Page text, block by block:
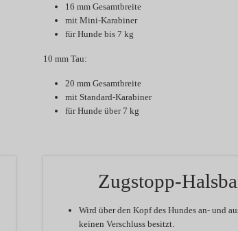
16 mm Gesamtbreite
mit Mini-Karabiner
für Hunde bis 7 kg
10 mm Tau:
20 mm Gesamtbreite
mit Standard-Karabiner
für Hunde über 7 kg
Zugstopp-
Wird über den Kopf des Hundes an- und
keinen Verschluss besitzt.